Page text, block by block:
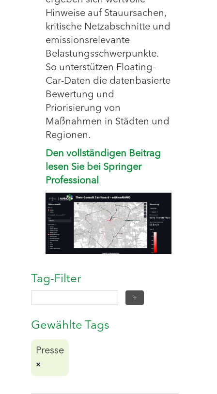
Hinweise auf Stauursachen,
kritische Netzabschnitte und
emissionsrelevante
Belastungsschwerpunkte.
So unterstützen Floating-
Car-Daten die datenbasierte
Bewertung und
Priorisierung von
Maßnahmen in Städten und
Regionen.
Den vollständigen Beitrag
lesen Sie bei Springer
Professional
Tag-Filter
Gewählte Tags
Presse